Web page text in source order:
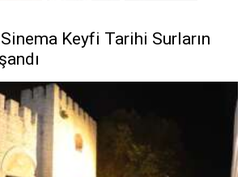
Keyfi Tarihi Surların